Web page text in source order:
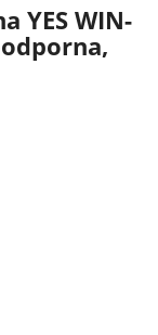
YES WIN-